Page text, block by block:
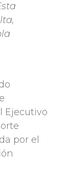
Ejecutivo
por el